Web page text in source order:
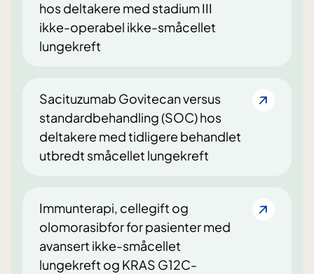
hos deltakere med stadium III
ikke-operabel ikke-småcellet
lungekreft
Sacituzumab Govitecan versus
standardbehandling (SOC) hos
deltakere med tidligere behandlet
utbredt småcellet lungekreft
Immunterapi, cellegift og
olomorasibfor for pasienter med
avansert ikke-småcellet
lungekreft og KRAS G12C-